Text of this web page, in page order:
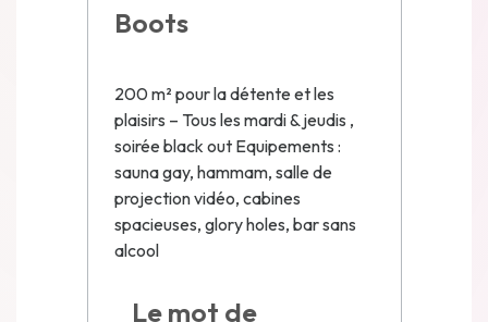
Boots
200 m² pour la détente et les
plaisirs – Tous les mardi & jeudis ,
soirée black out Equipements :
sauna gay, hammam, salle de
projection vidéo, cabines
spacieuses, glory holes, bar sans
alcool
Le mot de